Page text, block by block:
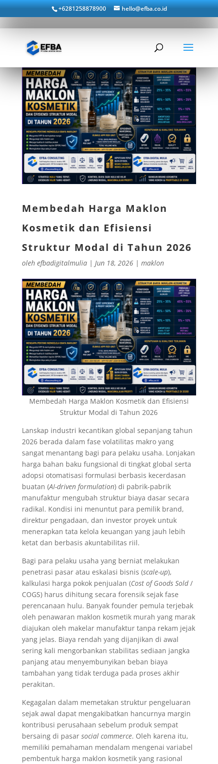
+6281258878900 hello@efba.co.id
Membedah Harga Maklon
Kosmetik dan Efisiensi
Struktur Modal di Tahun 2026
oleh efbadigitalmulia| Jun 18, 2026| maklon
Membedah Harga Maklon Kosmetik dan Efisiensi
Struktur Modal di Tahun 2026
Lanskap industri kecantikan global sepanjang tahun
2026 berada dalam fase volatilitas makro yang
sangat menantang bagi para pelaku usaha. Lonjakan
harga bahan baku fungsional di tingkat global serta
adopsi otomatisasi formulasi berbasis kecerdasan
buatan (AI-driven formulation) di pabrik-pabrik
manufaktur mengubah struktur biaya dasar secara
radikal. Kondisi ini menuntut para pemilik brand,
direktur pengadaan, dan investor proyek untuk
menerapkan tata kelola keuangan yang jauh lebih
ketat dan berbasis akuntabilitas riil.
Bagi para pelaku usaha yang berniat melakukan
penetrasi pasar atau eskalasi bisnis (scale-up),
kalkulasi harga pokok penjualan (Cost of Goods Sold/
COGS) harus dihitung secara forensik sejak fase
perencanaan hulu. Banyak founder pemula terjebak
oleh penawaran maklon kosmetik murah yang marak
diajukan oleh makelar manufaktur tanpa rekam jejak
yang jelas. Biaya rendah yang dijanjikan di awal
sering kali mengorbankan stabilitas sediaan jangka
panjang atau menyembunyikan beban biaya
tambahan yang tidak terduga pada proses akhir
perakitan.
Kegagalan dalam memetakan struktur pengeluaran
sejak awal dapat mengakibatkan hancurnya margin
kontribusi perusahaan sebelum produk sempat
bersaing di pasar social commerce. Oleh karena itu,
memiliki pemahaman mendalam mengenai variabel
pembentuk harga maklon kosmetik yang rasional